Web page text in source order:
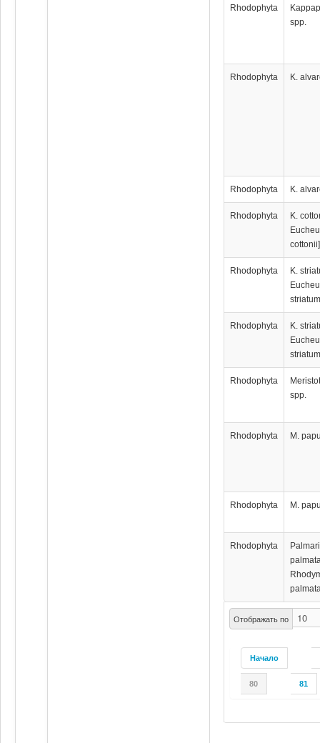
Отображать по
Начало
80 81
Rhodophyta
spp.
Rhodophyta K.
Rhodophyta K.
Rhodophyta
K.
cottonii]
Rhodophyta
K.
Rhodophyta
K.
Rhodophyta
spp.
Rhodophyta M.
Rhodophyta M.
Rhodophyta